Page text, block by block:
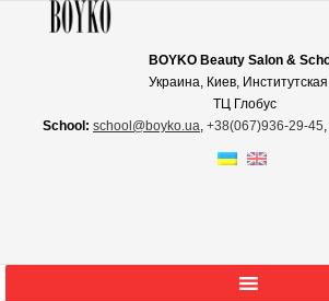
BOYKO Beauty Salon &
Украина, Киев,
ТЦ Глобус
School: school@boyko.ua, +38(067)936‑29‑45,